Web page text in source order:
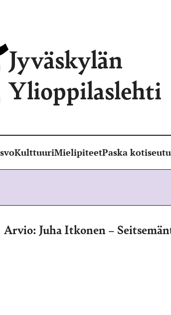
Jyväskylän
Ylioppilaslehti
KulttuuriMielipiteetPaska kotiseutu
Arvio: Juha Itkonen –